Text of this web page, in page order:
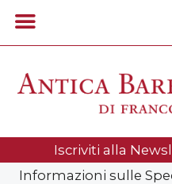
Iscriviti alla
Informazioni sulle